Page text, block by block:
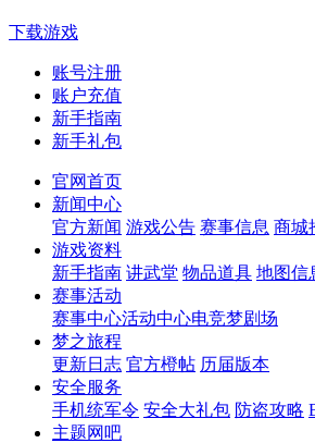
下载游戏
账号注册
账户充值
新手指南
新手礼包
官网首页
新闻中心
官方新闻 游戏公告 赛事信息 商城
游戏资料
新手指南 讲武堂 物品道具 地图信
赛事活动
赛事中心活动中心电竞梦剧场
梦之旅程
更新日志 官方橙帖 历届版本
安全服务
手机统军令 安全大礼包 防盗攻略
主题网吧